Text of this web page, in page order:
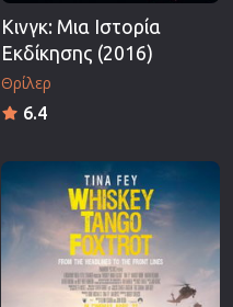
Κινγκ: Μια Ιστορία
Εκδίκησης (2016)
Θρίλερ
6.4